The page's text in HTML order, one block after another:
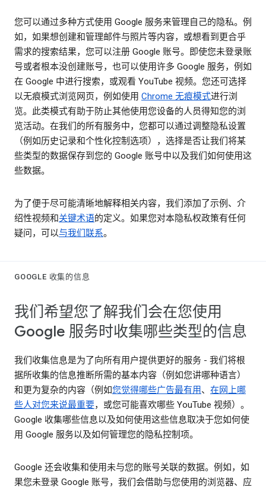
您可以通过多种方式使用 Google 服务来管理自己的隐私。例
如，如果想创建和管理邮件与照片等内容，或想看到更合乎
需求的搜索结果，您可以注册 Google 账号。即使您未登录账
号或者根本没创建账号，也可以使用许多 Google 服务，例如
在 Google 中进行搜索，或观看 YouTube 视频。您还可选择
以无痕模式浏览网页，例如使用 Chrome 无痕模式进行浏
览。此类模式有助于防止其他使用您设备的人员得知您的浏
览活动。在我们的所有服务中，您都可以通过调整隐私设置
（例如历史记录和个性化控制选项），选择是否让我们将某
些类型的数据保存到您的 Google 账号中以及我们如何使用这
些数据。
为了便于尽可能清晰地解释相关内容，我们添加了示例、介
绍性视频和关键术语的定义。如果您对本隐私权政策有任何
疑问，可以与我们联系。
GOOGLE 收集的信息
我们希望您了解我们会在您使用
Google 服务时收集哪些类型的信息
我们收集信息是为了向所有用户提供更好的服务 - 我们将根
据所收集的信息推断所需的基本内容（例如您讲哪种语言）
和更为复杂的内容（例如您觉得哪些广告最有用、 在网上哪
些人对您来说最重要，或您可能喜欢哪些 YouTube 视频）。
Google 收集哪些信息以及如何使用这些信息取决于您如何使
用 Google 服务以及如何管理您的隐私控制项。
Google 还会收集和使用未与您的账号关联的数据。例如，如
果您未登录 Google 账号，我们会借助与您使用的浏览器、应